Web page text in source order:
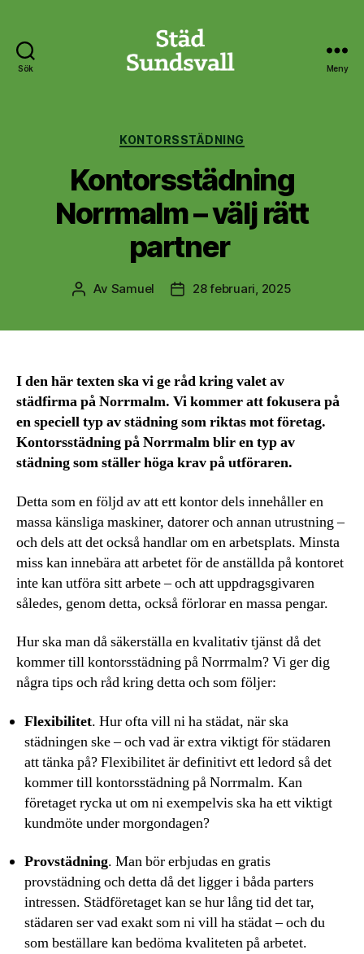
Sök Meny
Kategorier
KONTORSSTÄDNING
Kontorsstädning
Norrmalm – välj rätt
partner
Inläggsförfattare
Av Samuel Inläggsdatum
28 februari, 2025
I den här texten ska vi ge råd kring valet av
städfirma på Norrmalm. Vi kommer att fokusera på
en speciell typ av städning som riktas mot företag.
Kontorsstädning på Norrmalm blir en typ av
städning som ställer höga krav på utföraren.
Detta som en följd av att ett kontor dels innehåller en
massa känsliga maskiner, datorer och annan utrustning –
och dels att det också handlar om en arbetsplats. Minsta
miss kan innebära att arbetet för de anställda på kontoret
inte kan utföra sitt arbete – och att uppdragsgivaren
således, genom detta, också förlorar en massa pengar.
Hur ska man då säkerställa en kvalitativ tjänst då det
kommer till kontorsstädning på Norrmalm? Vi ger dig
några tips och råd kring detta och som följer:
Flexibilitet. Hur ofta vill ni ha städat, när ska
städningen ske – och vad är extra viktigt för städaren
att tänka på? Flexibilitet är definitivt ett ledord så det
kommer till kontorsstädning på Norrmalm. Kan
företaget rycka ut om ni exempelvis ska ha ett viktigt
kundmöte under morgondagen?
Provstädning. Man bör erbjudas en gratis
provstädning och detta då det ligger i båda parters
intressen. Städföretaget kan se hur lång tid det tar,
städaren ser vad exakt som ni vill ha städat – och du
som beställare kan bedöma kvaliteten på arbetet.